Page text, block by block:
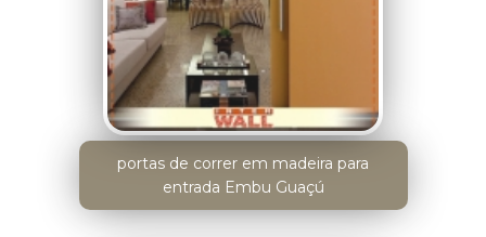
portas de correr em madeira para
entrada Embu Guaçú